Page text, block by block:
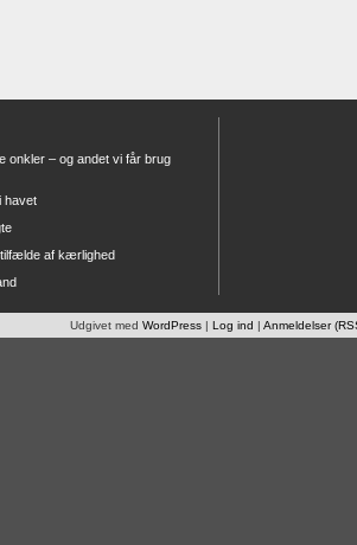
onkler – og andet vi får brug
havet
af kærlighed
Udgivet med WordPress | Log ind | Anmeldelser